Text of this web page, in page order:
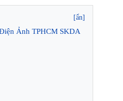
[ẩn]
Ảnh TPHCM SKDA